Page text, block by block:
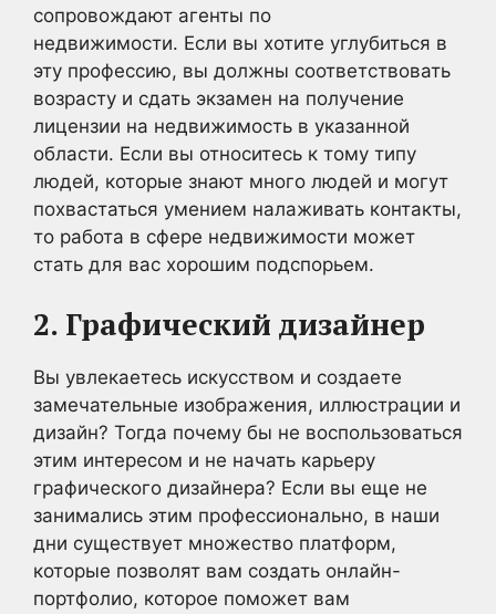
сопровождают агенты по
недвижимости. Если вы хотите углубиться в
эту профессию, вы должны соответствовать
возрасту и сдать экзамен на получение
лицензии на недвижимость в указанной
области. Если вы относитесь к тому типу
людей, которые знают много людей и могут
похвастаться умением налаживать контакты,
то работа в сфере недвижимости может
стать для вас хорошим подспорьем.
2. Графический дизайнер
Вы увлекаетесь искусством и создаете
замечательные изображения, иллюстрации и
дизайн? Тогда почему бы не воспользоваться
этим интересом и не начать карьеру
графического дизайнера? Если вы еще не
занимались этим профессионально, в наши
дни существует множество платформ,
которые позволят вам создать онлайн-
портфолио, которое поможет вам